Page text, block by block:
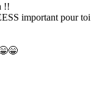
!!
important pour toi